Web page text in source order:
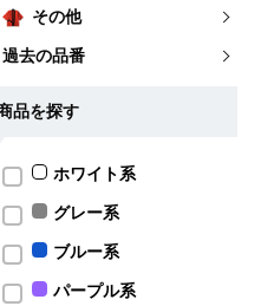
その他
過去の品番
品を探す
ホワイト系
グレー系
ブルー系
パープル系